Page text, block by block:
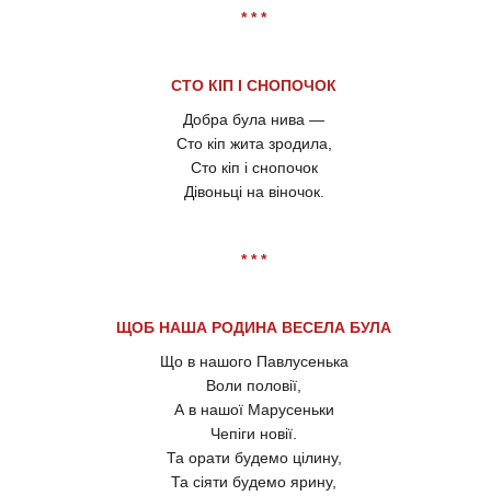
* * *
СТО КІП І СНОПОЧОК
Добра була нива —
Сто кіп жита зродила,
Сто кіп і снопочок
Дівоньці на віночок.
* * *
ЩОБ НАША РОДИНА ВЕСЕЛА БУЛА
Що в нашого Павлусенька
Воли половії,
А в нашої Марусеньки
Чепіги новії.
Та орати будемо цілину,
Та сіяти будемо ярину,